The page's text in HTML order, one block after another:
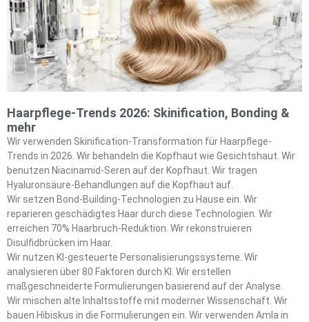
Haarpflege-Trends 2026: Skinification, Bonding &
mehr
Wir verwenden Skinification-Transformation für Haarpflege-
Trends in 2026. Wir behandeln die Kopfhaut wie Gesichtshaut. Wir
benutzen Niacinamid-Seren auf der Kopfhaut. Wir tragen
Hyaluronsäure-Behandlungen auf die Kopfhaut auf.
Wir setzen Bond-Building-Technologien zu Hause ein. Wir
reparieren geschädigtes Haar durch diese Technologien. Wir
erreichen 70% Haarbruch-Reduktion. Wir rekonstruieren
Disulfidbrücken im Haar.
Wir nutzen KI-gesteuerte Personalisierungssysteme. Wir
analysieren über 80 Faktoren durch KI. Wir erstellen
maßgeschneiderte Formulierungen basierend auf der Analyse.
Wir mischen alte Inhaltsstoffe mit moderner Wissenschaft. Wir
bauen Hibiskus in die Formulierungen ein. Wir verwenden Amla in